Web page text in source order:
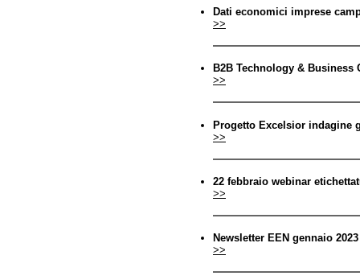
Dati economici imprese
>>
B2B Technology & Business
>>
Progetto Excelsior indagine
>>
22 febbraio webinar
>>
Newsletter EEN gennaio 2023
>>